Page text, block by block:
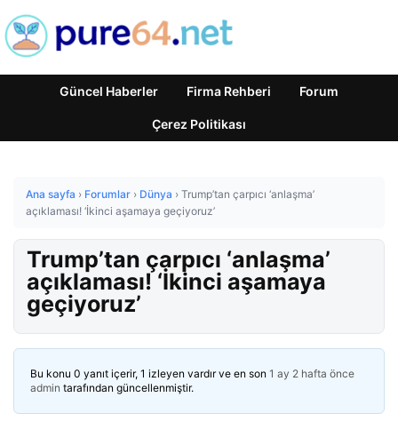
Güncel Haberler Firma Rehberi Forum
Çerez Politikası
Ana sayfa › Forumlar › Dünya › Trump’tan çarpıcı ‘anlaşma’
açıklaması! ‘İkinci aşamaya geçiyoruz’
Trump’tan çarpıcı ‘anlaşma’
açıklaması! ‘İkinci aşamaya
geçiyoruz’
Bu konu 0 yanıt içerir, 1 izleyen vardır ve en son 1 ay 2 hafta önce
admin tarafından güncellenmiştir.